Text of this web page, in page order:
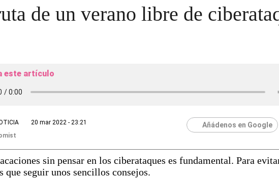
de un verano libre de
este artículo
20 mar 2022 - 23:21
Añádenos en Google
sin pensar en los ciberataques es fundamental. Para
que seguir unos sencillos consejos.